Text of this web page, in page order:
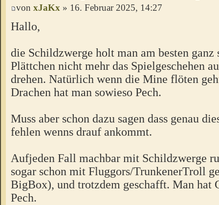
von xJaKx » 16. Februar 2025, 14:27
Hallo,
die Schildzwerge holt man am besten ganz
Plättchen nicht mehr das Spielgeschehen
drehen. Natürlich wenn die Mine flöten
Drachen hat man sowieso Pech.
Muss aber schon dazu sagen dass genau
fehlen wenns drauf ankommt.
Aufjeden Fall machbar mit Schildzwerge
sogar schon mit Fluggors/TrunkenerTroll
BigBox), und trotzdem geschafft. Man hat
Pech.